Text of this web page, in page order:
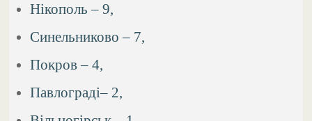
Нікополь – 9,
Синельниково – 7,
Покров – 4,
Павлограді– 2,